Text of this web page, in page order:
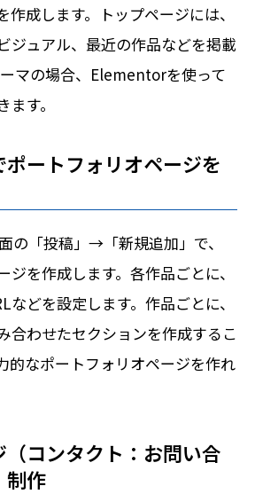
作成します。トップページには、
ジュアル、最近の作品などを掲載
マの場合、Elementorを使って
す。
ートフォリオページを
の「投稿」→「新規追加」で、
ジを作成します。各作品ごとに、
などを設定します。作品ごとに、
合わせたセクションを作成するこ
的なポートフォリオページを作れ
コンタクト：お問い合
制作